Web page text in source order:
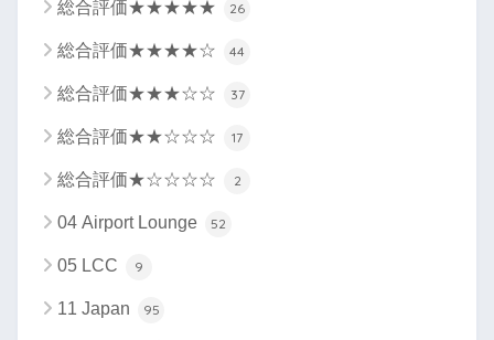
総合評価★★★★★ 26
総合評価★★★★☆ 44
総合評価★★★☆☆ 37
総合評価★★☆☆☆ 17
総合評価★☆☆☆☆ 2
04 Airport Lounge 52
05 LCC 9
11 Japan 95